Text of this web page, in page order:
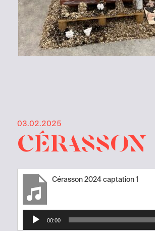
03.02.2025
Cérasson
Cérasson 2024 captation 1
Lecteur
audio
00:00